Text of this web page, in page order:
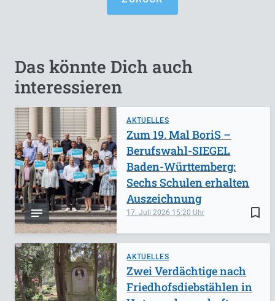
Das könnte Dich auch
interessieren
AKTUELLES
bookmark_border
17. Juli 2026 15:20
Zum 19. Mal BoriS –
Berufswahl-SIEGEL
Baden-Württemberg:
Sechs Schulen erhalten
Auszeichnung
AKTUELLES
Zwei Verdächtige nach
Friedhofsdiebstählen in